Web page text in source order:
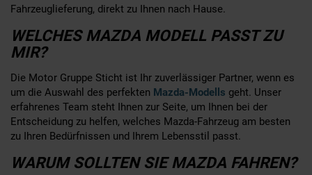
Fahrzeuglieferung, direkt zu Ihnen nach Hause.
WELCHES MAZDA MODELL PASST ZU
MIR?
Die Motor Gruppe Sticht ist Ihr zuverlässiger Partner, wenn es
um die Auswahl des perfekten Mazda-Modells geht. Unser
erfahrenes Team steht Ihnen zur Seite, um Ihnen bei der
Entscheidung zu helfen, welches Mazda-Fahrzeug am besten
zu Ihren Bedürfnissen und Ihrem Lebensstil passt.
WARUM SOLLTEN SIE MAZDA FAHREN?